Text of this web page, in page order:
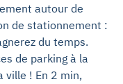
autour de
de stationnement :
du temps.
de parking à la
ville ! En 2 min,